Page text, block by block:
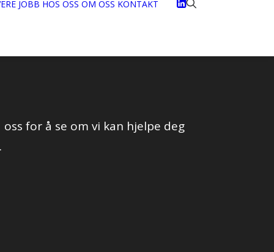
JOBB HOS OSS OM OSS KONTAKT
for å se om vi kan hjelpe deg